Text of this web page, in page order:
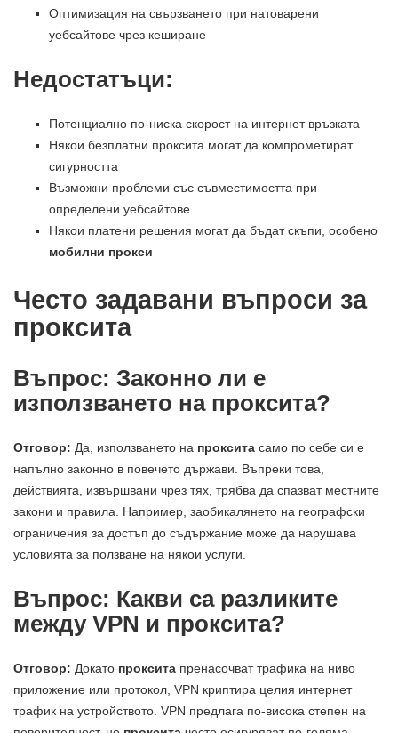
Оптимизация на свързването при натоварени
уебсайтове чрез кеширане
Недостатъци:
Потенциално по-ниска скорост на интернет връзката
Някои безплатни проксита могат да компрометират
сигурността
Възможни проблеми със съвместимостта при
определени уебсайтове
Някои платени решения могат да бъдат скъпи, особено
мобилни прокси
Често задавани въпроси за
проксита
Въпрос: Законно ли е
използването на проксита?
Отговор: Да, използването на проксита само по себе си е
напълно законно в повечето държави. Въпреки това,
действията, извършвани чрез тях, трябва да спазват местните
закони и правила. Например, заобикалянето на географски
ограничения за достъп до съдържание може да нарушава
условията за ползване на някои услуги.
Въпрос: Какви са разликите
между VPN и проксита?
Отговор: Докато проксита пренасочват трафика на ниво
приложение или протокол, VPN криптира целия интернет
трафик на устройството. VPN предлага по-висока степен на